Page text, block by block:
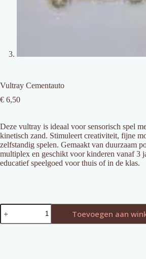
Vultray Cementauto
€ 6,50
Deze vultray is ideaal voor sensorisch spel
kinetisch zand. Stimuleert creativiteit, fijne
zelfstandig spelen. Gemaakt van duurzaam
multiplex en geschikt voor kinderen vanaf 3
educatief speelgoed voor thuis of in de klas.
Vultray
Cementauto
aantal
Toevoegen aan